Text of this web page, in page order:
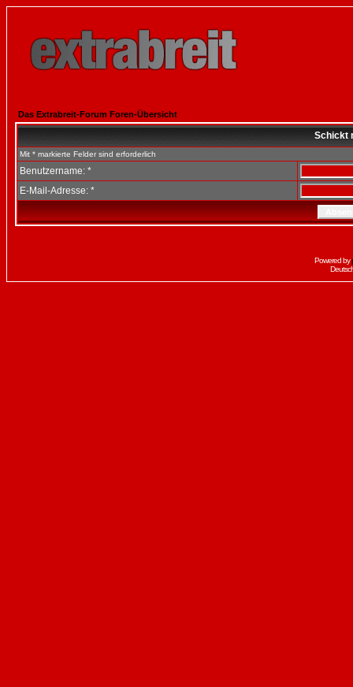
Das Extrabreit-Forum Foren-Übersicht
Schickt
Mit * markierte Felder sind erforderlich
Benutzername: *
E-Mail-Adresse: *
Powered by